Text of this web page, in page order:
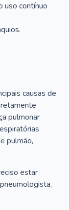
uso contínuo
causas de
pulmonar
pulmão,
estar